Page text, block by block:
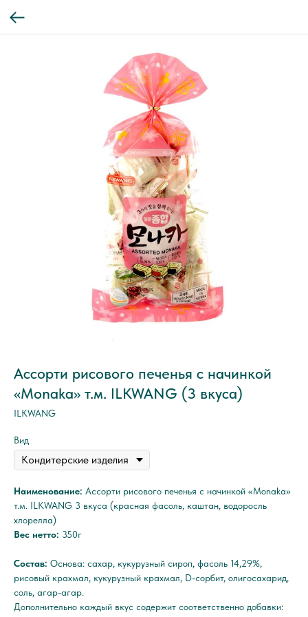
Ассорти рисового печенья с начинкой
«Monaka» т.м. ILKWANG (3 вкуса)
ILKWANG
Вид
Наименование: Ассорти рисового печенья с начинкой «Monaka»
т.м. ILKWANG 3 вкуса (красная фасоль, каштан, водоросль
хлорелла)
Вес нетто: 350г
Состав: Основа: сахар, кукурузный сироп, фасоль 14,29%,
рисовый крахмал, кукурузный крахмал, D-сорбит, олигосахарид,
соль, агар-агар.
Дополнительно каждый вкус содержит соответственно добавки: